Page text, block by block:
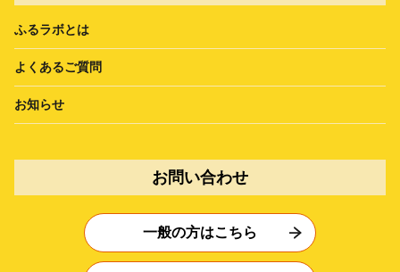
ふるラボとは
よくあるご質問
お知らせ
お問い合わせ
一般の方はこちら